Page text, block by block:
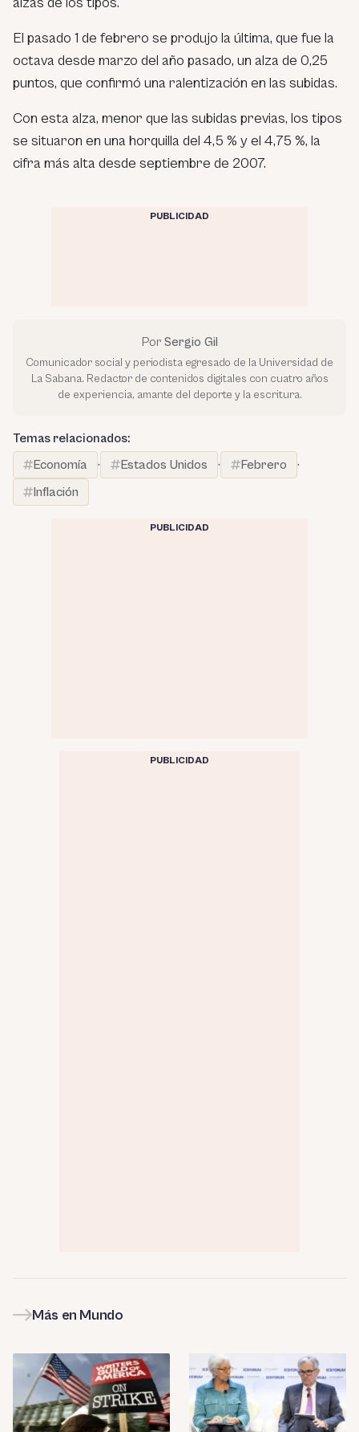
El pasado 1 de febrero se produjo la última, que fue la
octava desde marzo del año pasado, un alza de 0,25
puntos, que confirmó una ralentización en las subidas.
Con esta alza, menor que las subidas previas, los tipos
se situaron en una horquilla del 4,5 % y el 4,75 %, la
cifra más alta desde septiembre de 2007.
PUBLICIDAD
Por Sergio Gil
Comunicador social y periodista egresado de la Universidad de
La Sabana. Redactor de contenidos digitales con cuatro años
de experiencia, amante del deporte y la escritura.
Temas relacionados:
Economía
· Estados Unidos · Febrero
·
Inflación
PUBLICIDAD
PUBLICIDAD
Más en Mundo